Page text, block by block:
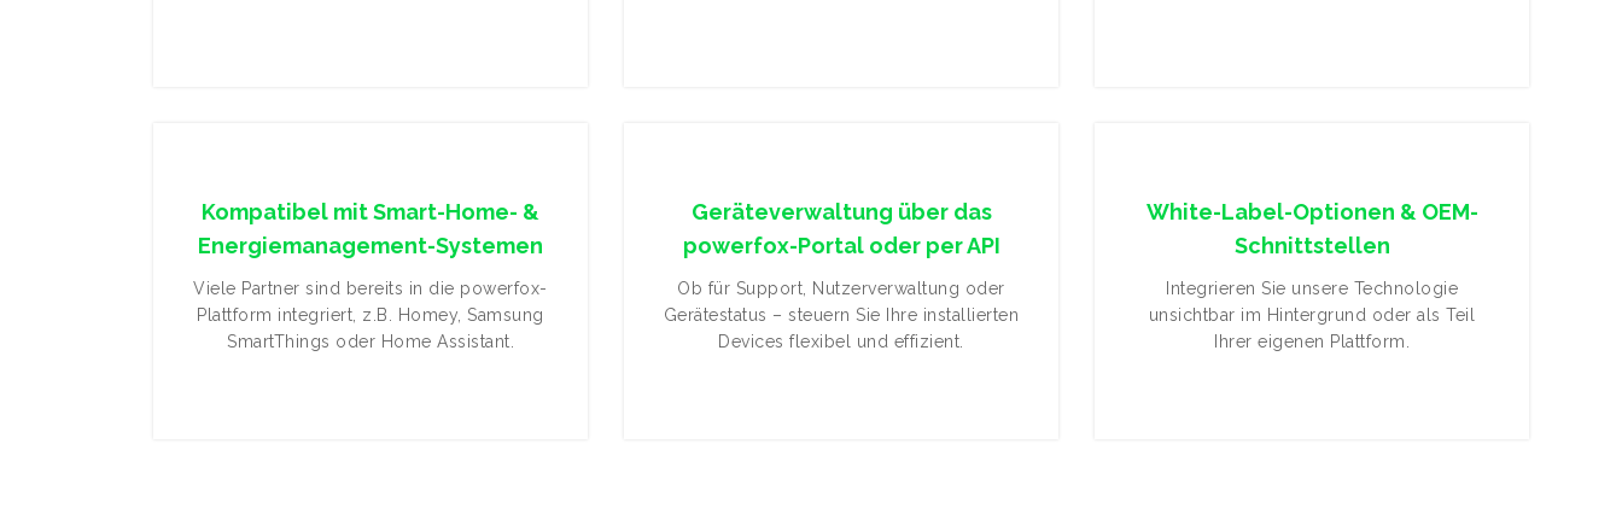
Kompatibel mit Smart-Home- &
Energiemanagement-Systemen
Viele Partner sind bereits in die powerfox-
Plattform integriert, z.B. Homey, Samsung
SmartThings oder Home Assistant.
Geräteverwaltung über das
powerfox-Portal oder per API
Ob für Support, Nutzerverwaltung oder
Gerätestatus – steuern Sie Ihre installierten
Devices flexibel und effizient.
White-Label-Optionen & OEM-
Schnittstellen
Integrieren Sie unsere Technologie
unsichtbar im Hintergrund oder als Teil
Ihrer eigenen Plattform.